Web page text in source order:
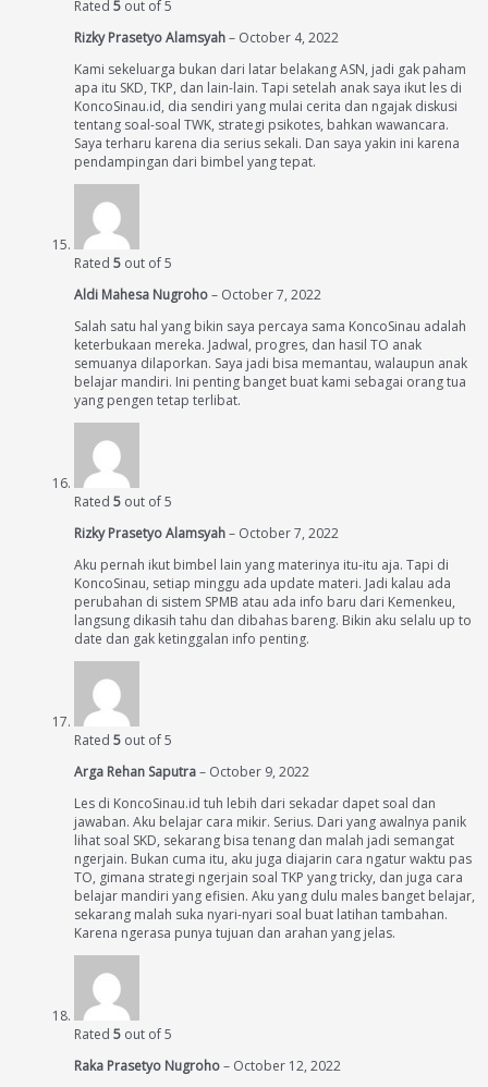
Rated 5 out of 5
Rizky Prasetyo Alamsyah– October 4, 2022
Kami sekeluarga bukan dari latar belakang ASN, jadi gak paham
apa itu SKD, TKP, dan lain-lain. Tapi setelah anak saya ikut les di
KoncoSinau.id, dia sendiri yang mulai cerita dan ngajak diskusi
tentang soal-soal TWK, strategi psikotes, bahkan wawancara.
Saya terharu karena dia serius sekali. Dan saya yakin ini karena
pendampingan dari bimbel yang tepat.
Rated 5 out of 5
Aldi Mahesa Nugroho– October 7, 2022
Salah satu hal yang bikin saya percaya sama KoncoSinau adalah
keterbukaan mereka. Jadwal, progres, dan hasil TO anak
semuanya dilaporkan. Saya jadi bisa memantau, walaupun anak
belajar mandiri. Ini penting banget buat kami sebagai orang tua
yang pengen tetap terlibat.
Rated 5 out of 5
Rizky Prasetyo Alamsyah– October 7, 2022
Aku pernah ikut bimbel lain yang materinya itu-itu aja. Tapi di
KoncoSinau, setiap minggu ada update materi. Jadi kalau ada
perubahan di sistem SPMB atau ada info baru dari Kemenkeu,
langsung dikasih tahu dan dibahas bareng. Bikin aku selalu up to
date dan gak ketinggalan info penting.
Rated 5 out of 5
Arga Rehan Saputra– October 9, 2022
Les di KoncoSinau.id tuh lebih dari sekadar dapet soal dan
jawaban. Aku belajar cara mikir. Serius. Dari yang awalnya panik
lihat soal SKD, sekarang bisa tenang dan malah jadi semangat
ngerjain. Bukan cuma itu, aku juga diajarin cara ngatur waktu pas
TO, gimana strategi ngerjain soal TKP yang tricky, dan juga cara
belajar mandiri yang efisien. Aku yang dulu males banget belajar,
sekarang malah suka nyari-nyari soal buat latihan tambahan.
Karena ngerasa punya tujuan dan arahan yang jelas.
Rated 5 out of 5
Raka Prasetyo Nugroho– October 12, 2022